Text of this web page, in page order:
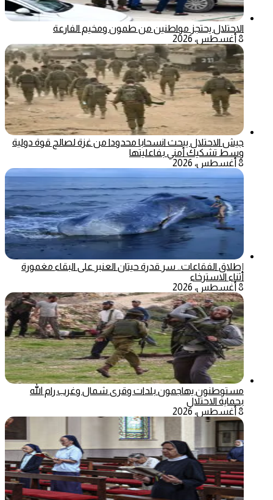
الاحتلال يحتجز مواطنين من طمون ومخيم الفارعة
8 أغسطس، 2026
جيش الاحتلال يبحث انسحابا محدودا من غزة لصالح قوة دولية
وسط تشكيك أمني بفاعليتها
8 أغسطس، 2026
إطلاق الفقاعات.. سر قدرة حيتان العنبر على البقاء مغمورة
أثناء الاسترخاء
8 أغسطس، 2026
مستوطنون يهاجمون بلدات وقرى شمال وغرب رام الله
بحماية الاحتلال
8 أغسطس، 2026